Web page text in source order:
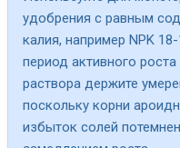
удобрения с равным
калия, например NPK
период активного
раствора держите
поскольку корни
избыток солей